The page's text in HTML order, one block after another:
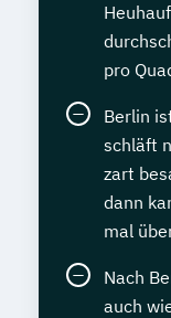
pro
Berlin
schläft
zart
dann
mal
Nach
auch